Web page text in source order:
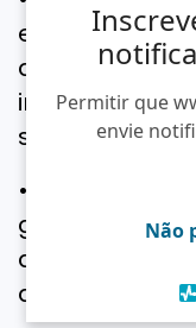
Permitir que
envie
Não
em
agenda do
incluía
semana.
•Krähenbühl
grupo de
acompanhar
de golfe.